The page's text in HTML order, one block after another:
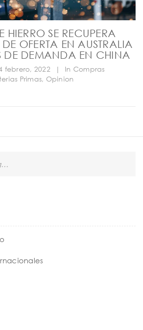
HIERRO SE RECUPERA
OFERTA EN AUSTRALIA
DE DEMANDA EN CHINA
febrero, 2022 | In Compras
Primas, Opinion